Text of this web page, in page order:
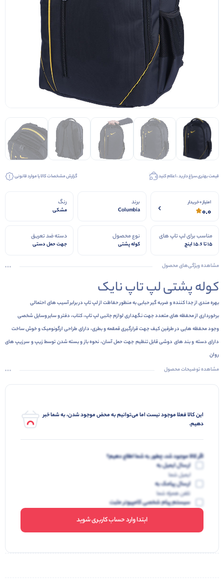
قیمت بهتری سراغ دارید ، اعلام کنید گزارش مشخصات کالا یا موارد قانونی
امتیاز 0 خریدار
0.0
برند
Columbia
رنگ
مشکی
مناسب برای لپ تاپ های
15 تا 15.6 اینچ
نوع محصول
کوله پشتی
دسته ضد تعریق
جهت حمل دستی
مشاهده ویژگی‌های محصول
کوله پشتی لپ تاپ نایک
بهره مندی از جدا کننده و ضربه گیر حبابی به منظور حفاظت از لپ تاپ در برابر آسیب های احتمالی
برخورداری از محفظه های متعدد جهت نگهداری لوازم جانبی لپ تاپ، کتاب، دفتر و سایر وسایل شخصی
وجود محفظه هایی در طرفین کیف جهت قرارگیری قمقمه و بطری، دارای طراحی ارگونومیک و خوش ساخت
دارای دسته و بند های دوشی قابل تنظیم جهت حمل آسان، نحوه باز و بسته شدن توسط زیپ و سرزیپ های
روان
مشاهده توضیحات محصول
این کالا فعلا موجود نیست اما می‌توانیم به محض موجود شدن، به شما خبر
دهیم.
اگر کالا موجود شد، چطور به شما اطلاع دهیم؟
ارسال ایمیل به
ایمیل شما
ارسال پیامک به
تلفن همراه شما
سیستم پیام شخصی کامپیوتر مثبت
ابتدا وارد حساب کاربری شوید